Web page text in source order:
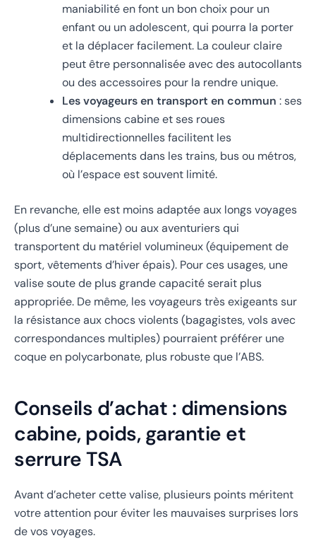
maniabilité en font un bon choix pour un
enfant ou un adolescent, qui pourra la porter
et la déplacer facilement. La couleur claire
peut être personnalisée avec des autocollants
ou des accessoires pour la rendre unique.
Les voyageurs en transport en commun : ses
dimensions cabine et ses roues
multidirectionnelles facilitent les
déplacements dans les trains, bus ou métros,
où l’espace est souvent limité.
En revanche, elle est moins adaptée aux longs voyages
(plus d’une semaine) ou aux aventuriers qui
transportent du matériel volumineux (équipement de
sport, vêtements d’hiver épais). Pour ces usages, une
valise soute de plus grande capacité serait plus
appropriée. De même, les voyageurs très exigeants sur
la résistance aux chocs violents (bagagistes, vols avec
correspondances multiples) pourraient préférer une
coque en polycarbonate, plus robuste que l’ABS.
Conseils d’achat : dimensions
cabine, poids, garantie et
serrure TSA
Avant d’acheter cette valise, plusieurs points méritent
votre attention pour éviter les mauvaises surprises lors
de vos voyages.